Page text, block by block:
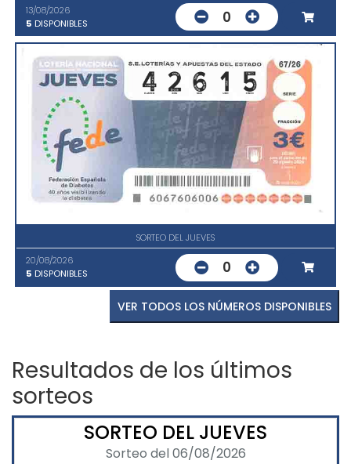
13/08/2026
5 DISPONIBLES 0
SORTEO DEL JUEVES
20/08/2026
5 DISPONIBLES 0
VER TODOS LOS NÚMEROS DISPONIBLES
Resultados de los últimos
sorteos
SORTEO DEL JUEVES
Sorteo del 06/08/2026